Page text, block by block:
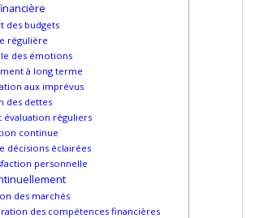
des budgets
régulière
des émotions
à long terme
aux imprévus
des dettes
évaluation réguliers
continue
décisions éclairées
personnelle
des marchés
des compétences financières